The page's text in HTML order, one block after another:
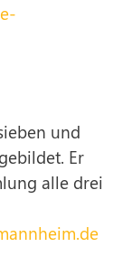
und
Er
alle drei